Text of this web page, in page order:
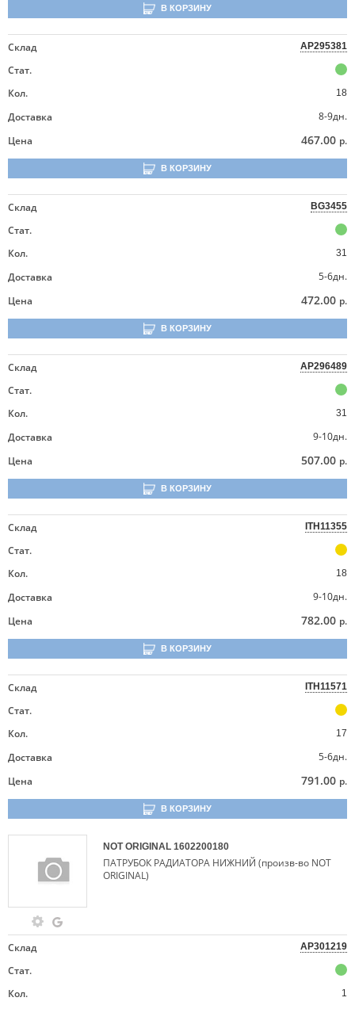
В КОРЗИНУ
Склад AP295381
Стат.
Кол.
18
Доставка
8-9дн.
Цена
467.00 р.
В КОРЗИНУ
Склад BG3455
Стат.
Кол.
31
Доставка
5-6дн.
Цена
472.00 р.
В КОРЗИНУ
Склад AP296489
Стат.
Кол.
31
Доставка
9-10дн.
Цена
507.00 р.
В КОРЗИНУ
Склад ITH11355
Стат.
Кол.
18
Доставка
9-10дн.
Цена
782.00 р.
В КОРЗИНУ
Склад ITH11571
Стат.
Кол.
17
Доставка
5-6дн.
Цена
791.00 р.
В КОРЗИНУ
NOT ORIGINAL 1602200180
ПАТРУБОК РАДИАТОРА НИЖНИЙ (произв-во NOT
ORIGINAL)
Склад AP301219
Стат.
Кол.
1